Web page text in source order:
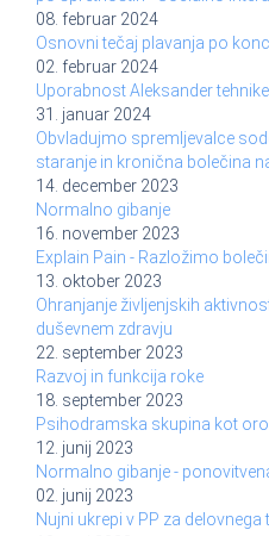
08. februar 2024
Osnovni tečaj plavanja po
02. februar 2024
Uporabnost Aleksander
31. januar 2024
Obvladujmo spremljevalce
staranje in kronična bolečina
14. december 2023
Normalno gibanje
16. november 2023
Explain Pain - Razložimo
13. oktober 2023
Ohranjanje življenjskih
duševnem zdravju
22. september 2023
Razvoj in funkcija roke
18. september 2023
Psihodramska skupina kot
12. junij 2023
Normalno gibanje -
02. junij 2023
Nujni ukrepi v PP za delovnega